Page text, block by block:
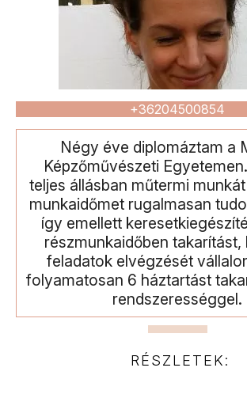
+36204500854
Négy éve diplomáztam a
Képzőművészeti
teljes állásban műtermi
munkaidőmet rugalmasan
így emellett
részmunkaidőben takarítást,
feladatok elvégzését
folyamatosan 6 háztartást
rendszerességgel.
RÉSZLETEK: